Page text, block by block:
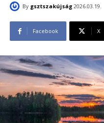
By gsztszakújság 2026.03.19.
Facebook X